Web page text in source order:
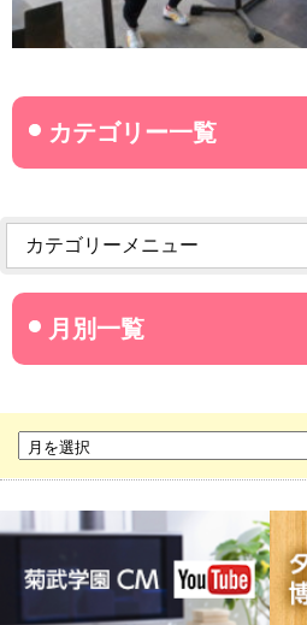
カテゴリーメニュー
菊武学園からのお知らせ
名古屋産業大学
菊華高等学校
菊武ビジネス専門学校
名古屋ウェディング＆フラワー・ビ
菊武幼稚園